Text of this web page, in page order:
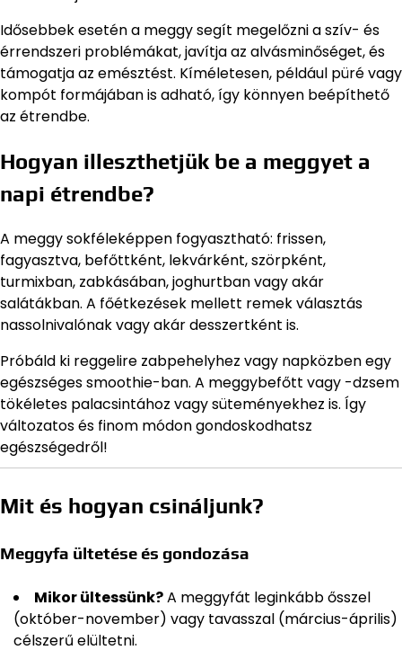
Idősebbek esetén a meggy segít megelőzni a szív- és
érrendszeri problémákat, javítja az alvásminőséget, és
támogatja az emésztést. Kíméletesen, például püré vagy
kompót formájában is adható, így könnyen beépíthető
az étrendbe.
Hogyan illeszthetjük be a meggyet a
napi étrendbe?
A meggy sokféleképpen fogyasztható: frissen,
fagyasztva, befőttként, lekvárként, szörpként,
turmixban, zabkásában, joghurtban vagy akár
salátákban. A főétkezések mellett remek választás
nassolnivalónak vagy akár desszertként is.
Próbáld ki reggelire zabpehelyhez vagy napközben egy
egészséges smoothie-ban. A meggybefőtt vagy -dzsem
tökéletes palacsintához vagy süteményekhez is. Így
változatos és finom módon gondoskodhatsz
egészségedről!
Mit és hogyan csináljunk?
Meggyfa ültetése és gondozása
Mikor ültessünk?A meggyfát leginkább ősszel
(október-november) vagy tavasszal (március-április)
célszerű elültetni.